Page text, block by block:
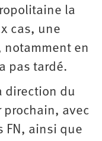
la
cas, une
notamment en
pas tardé.
direction du
prochain, avec
FN, ainsi que